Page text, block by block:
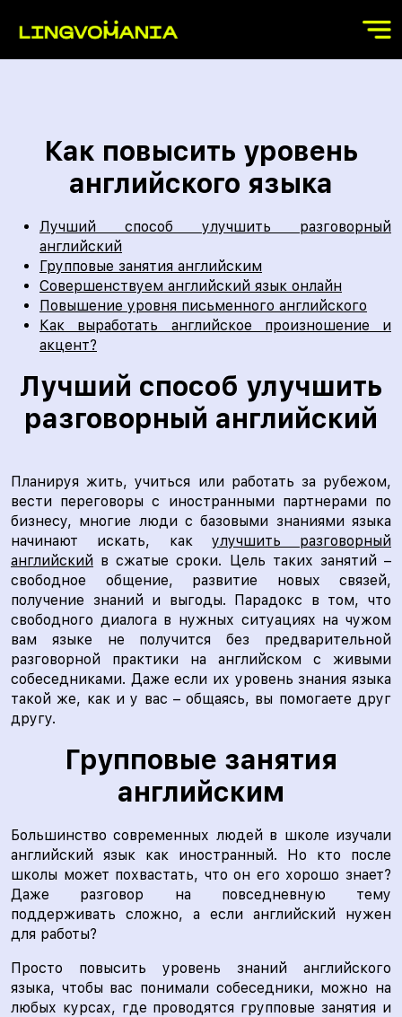
Как повысить уровень
английского языка
Лучший способ улучшить разговорный
английский
Групповые занятия английским
Совершенствуем английский язык онлайн
Повышение уровня письменного английского
Как выработать английское произношение и
акцент?
Лучший способ улучшить
разговорный английский
Планируя жить, учиться или работать за рубежом,
вести переговоры с иностранными партнерами по
бизнесу, многие люди с базовыми знаниями языка
начинают искать, как улучшить разговорный
английский в сжатые сроки. Цель таких занятий –
свободное общение, развитие новых связей,
получение знаний и выгоды. Парадокс в том, что
свободного диалога в нужных ситуациях на чужом
вам языке не получится без предварительной
разговорной практики на английском с живыми
собеседниками. Даже если их уровень знания языка
такой же, как и у вас – общаясь, вы помогаете друг
другу.
Групповые занятия
английским
Большинство современных людей в школе изучали
английский язык как иностранный. Но кто после
школы может похвастать, что он его хорошо знает?
Даже разговор на повседневную тему
поддерживать сложно, а если английский нужен
для работы?
Просто повысить уровень знаний английского
языка, чтобы вас понимали собеседники, можно на
любых курсах, где проводятся групповые занятия и